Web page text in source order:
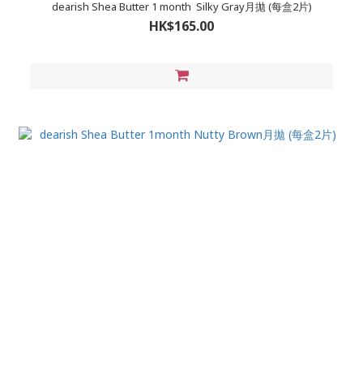
dearish Shea Butter 1 month Silky Gray月拋 (每盒2片)
HK$165.00